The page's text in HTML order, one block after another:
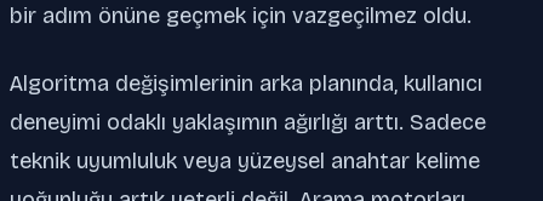
bir adım önüne geçmek için vazgeçilmez oldu.
Algoritma değişimlerinin arka planında, kullanıcı
deneyimi odaklı yaklaşımın ağırlığı arttı. Sadece
teknik uyumluluk veya yüzeysel anahtar kelime